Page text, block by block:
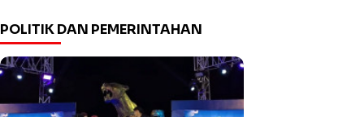
POLITIK DAN PEMERINTAHAN